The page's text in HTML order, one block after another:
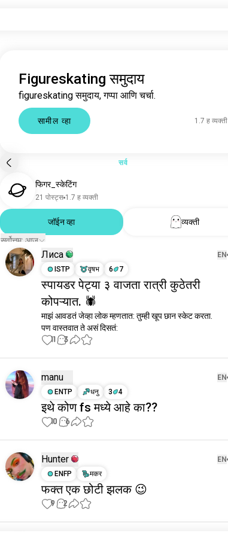
Figureskating समुदाय
figureskating समुदाय, गप्पा आणि चर्चा.
सामील व्हा 1.7 ह व्यक्ती
सर्व
फिगर_स्केटिंग
21 पोस्ट्स 1.7 ह व्यक्ती
जॉईन व्हा
व्यक्ती
सर्वोत्तम: आज
Лиса EN
ISTP
वृषभ 6 7
स्पायडर पेट्या ३ वाजता रात्री कुठेतरी
कोपऱ्यात. 🕷
माझं आवडतं जेव्हा लोक म्हणतात: तुम्ही खूप छान स्केट करता.
पण वास्तवात ते असं दिसतं:
11 3
manu EN
ENTP
धनु 3 4
इथे कोण fs मध्ये आहे का??
10 6
Hunter EN
ENFP
मकर
फक्त एक छोटी झलक 😉
9 2